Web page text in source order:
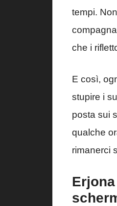
tempi.
che i
E così,
stupire i
posta sui
qualche
rimanerci